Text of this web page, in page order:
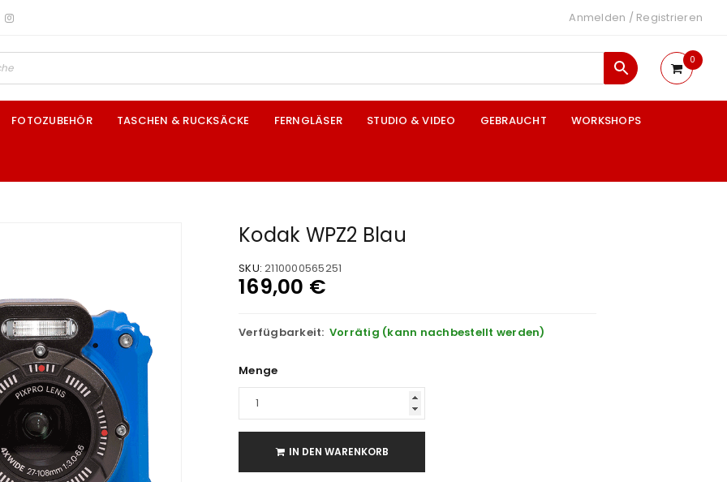
Anmelden / Registrieren
0
FOTOZUBEHÖR TASCHEN & RUCKSÄCKE FERNGLÄSER STUDIO & VIDEO GEBRAUCHT WORKSHOPS
Kodak WPZ2 Blau
SKU: 2110000565251
169,00 €
Verfügbarkeit: Vorrätig (kann nachbestellt werden)
Menge
IN DEN WARENKORB